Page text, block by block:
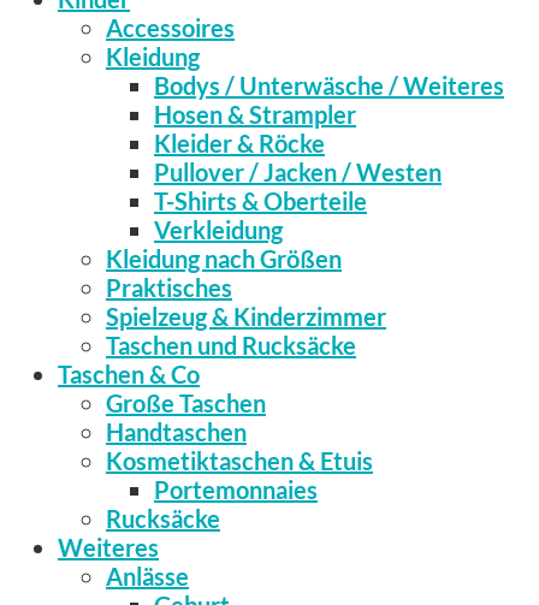
Accessoires
Kleidung
Bodys / Unterwäsche / Weiteres
Hosen & Strampler
Kleider & Röcke
Pullover / Jacken / Westen
T-Shirts & Oberteile
Verkleidung
Kleidung nach Größen
Praktisches
Spielzeug & Kinderzimmer
Taschen und Rucksäcke
Taschen & Co
Große Taschen
Handtaschen
Kosmetiktaschen & Etuis
Portemonnaies
Rucksäcke
Weiteres
Anlässe